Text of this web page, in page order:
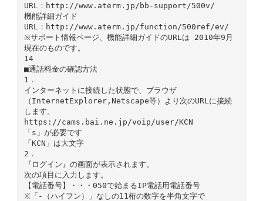
URL：http://www.aterm.jp/bb-support/500v/
機能詳細ガイド
URL：http://www.aterm.jp/function/500ref/ev/
※サポート情報ページ、機能詳細ガイドのURLは 2010年9月
現在のものです。
14
■通話料金の確認方法
1．
インターネットに接続した状態で、ブラウザ
（InternetExplorer,Netscape等）より次のURLに接続
します。
https://cams.bai.ne.jp/voip/user/KCN
「s」が必要です
「KCN」は大文字
2．
『ログイン』の画面が表示されます。
次の項目に入力します。
【電話番号】・・・050で始まるIP電話用電話番号
※「-（ハイフン）」なしの11桁の数字を半角文字で